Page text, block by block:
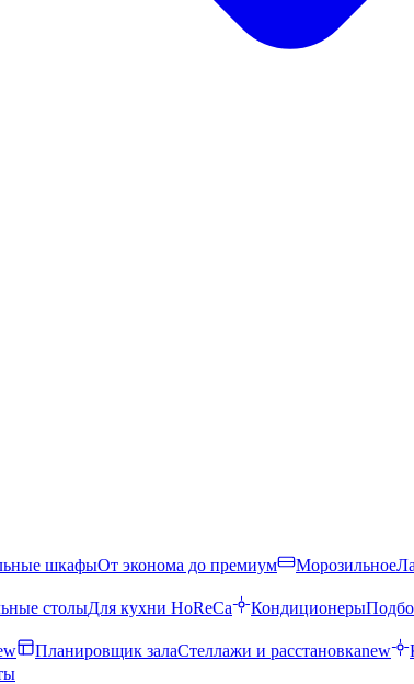
шкафыОт эконома до премиум Морозильное
столыДля кухни HoReCa Кондиционеры
Планировщик залаСтеллажи и расстановкаnew